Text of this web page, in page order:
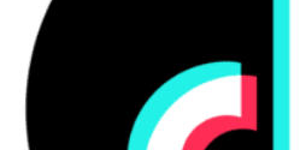
Những nhóm
tiên laptop chính
Người mua nên ưu tiên
sự ổn định, chứng từ rõ và